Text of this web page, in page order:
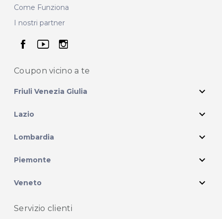
Come Funziona
I nostri partner
seguici su facebook
seguici su youtube
seguici su instagram
Coupon vicino a te
Friuli Venezia Giulia expand_more
Lazio expand_more
Lombardia expand_more
Piemonte expand_more
Veneto expand_more
Servizio clienti